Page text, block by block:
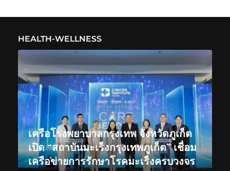
HEALTH-WELLNESS
เครือโรงพยาบาลกรุงเทพ จังหวัดภูเก็ต
เปิด “สถาบันมะเร็งกรุงเทพภูเก็ต” เชื่อม
เครือข่ายการรักษาโรคมะเร็งครบวงจร